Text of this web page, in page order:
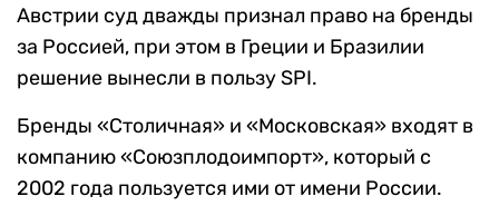
Австрии суд дважды признал право на бренды
за Россией, при этом в Греции и Бразилии
решение вынесли в пользу SPI.
Бренды «Столичная» и «Московская» входят в
компанию «Союзплодоимпорт», который с
2002 года пользуется ими от имени России.